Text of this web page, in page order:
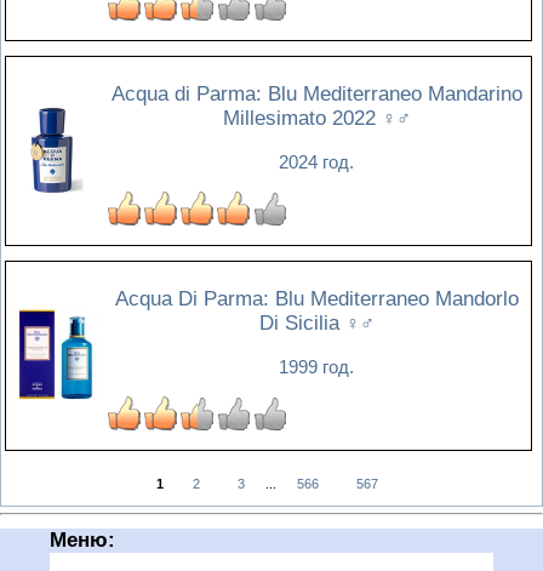
Acqua di Parma: Blu Mediterraneo Mandarino
Millesimato 2022 ♀♂
2024 год.
Acqua Di Parma: Blu Mediterraneo Mandorlo
Di Sicilia ♀♂
1999 год.
1 2 3 566 567
Меню: